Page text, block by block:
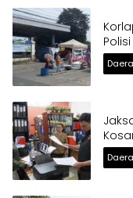
Polisi